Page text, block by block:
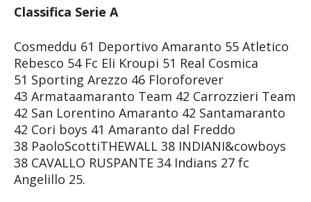
Classifica Serie A
Cosmeddu 61 Deportivo Amaranto 55 Atletico
Rebesco 54 Fc Eli Kroupi 51 Real Cosmica
51 Sporting Arezzo 46 Floroforever
43 Armataamaranto Team 42 Carrozzieri Team
42 San Lorentino Amaranto 42 Santamaranto
42 Cori boys 41 Amaranto dal Freddo
38 PaoloScottiTHEWALL 38 INDIANI&cowboys
38 CAVALLO RUSPANTE 34 Indians 27 fc
Angelillo 25.